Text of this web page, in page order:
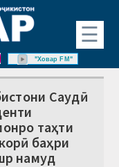
☰
"Ховар FM"
Саудӣ
таҳти
баҳри
намуд